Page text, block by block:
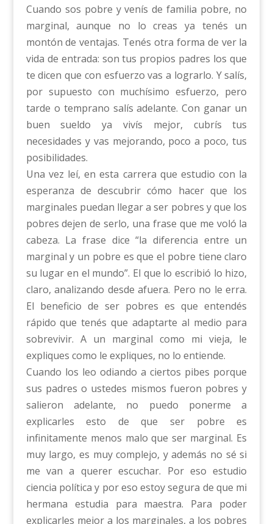
Cuando sos pobre y venís de familia pobre, no
marginal, aunque no lo creas ya tenés un
montón de ventajas. Tenés otra forma de ver la
vida de entrada: son tus propios padres los que
te dicen que con esfuerzo vas a lograrlo. Y salís,
por supuesto con muchísimo esfuerzo, pero
tarde o temprano salís adelante. Con ganar un
buen sueldo ya vivís mejor, cubrís tus
necesidades y vas mejorando, poco a poco, tus
posibilidades.
Una vez leí, en esta carrera que estudio con la
esperanza de descubrir cómo hacer que los
marginales puedan llegar a ser pobres y que los
pobres dejen de serlo, una frase que me voló la
cabeza. La frase dice “la diferencia entre un
marginal y un pobre es que el pobre tiene claro
su lugar en el mundo”. El que lo escribió lo hizo,
claro, analizando desde afuera. Pero no le erra.
El beneficio de ser pobres es que entendés
rápido que tenés que adaptarte al medio para
sobrevivir. A un marginal como mi vieja, le
expliques como le expliques, no lo entiende.
Cuando los leo odiando a ciertos pibes porque
sus padres o ustedes mismos fueron pobres y
salieron adelante, no puedo ponerme a
explicarles esto de que ser pobre es
infinitamente menos malo que ser marginal. Es
muy largo, es muy complejo, y además no sé si
me van a querer escuchar. Por eso estudio
ciencia política y por eso estoy segura de que mi
hermana estudia para maestra. Para poder
explicarles mejor a los marginales, a los pobres